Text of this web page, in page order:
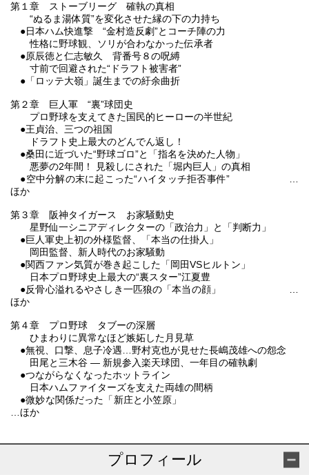
第１章 ストーブリーグ 確執の真相
“ぬるま湯体質”を変化させた縁の下の力持ち
●日本ハム快進撃 “金村造反劇”とコーチ陣の力
性格に野球観、ソリが合わなかった伝承者
●原辰徳と仁志敏久 背番号８の呪縛
寸前で回避された“ドラフト被害者”
●「ロッテ大嶺」誕生までの紆余曲折
第２章 巨人軍 “裏”球団史
プロ野球を支えてきた国民的ヒーローの半世紀
●王貞治、三つの祖国
ドラフト史上最大のどんでん返し！
●桑田に近づいた“野球ゴロ”と「指名を決めた人物」
悪夢の2年間！ 見殺しにされた「堀内巨人」の真相
●空中分解の末に起こった“ハイタッチ拒否事件” …
ほか
第３章 阪神タイガース お家騒動史
星野仙一シニアディレクターの「政治力」と「判断力」
●巨人軍史上初の外様監督、「本当の仕掛人」
岡田監督、新人時代のお家騒動
●関西ファン気質が巻き起こした「岡田VSヒルトン」
日本プロ野球史上最大の“裏スター”江夏豊
●反骨心溢れるやさしき一匹狼の「本当の顔」 …
ほか
第４章 プロ野球 タブーの深層
ひまわりに異常なほど嫉妬した月見草
●無視、口撃、息子冷遇…野村克也が見せた長嶋茂雄への怨念
田尾と三木谷 ― 新規参入楽天球団、一年目の確執劇
●つながらなくなったホットライン
日本ハムファイターズを支えた両雄の間柄
●微妙な関係だった「新庄と小笠原」
…ほか
プロフィール